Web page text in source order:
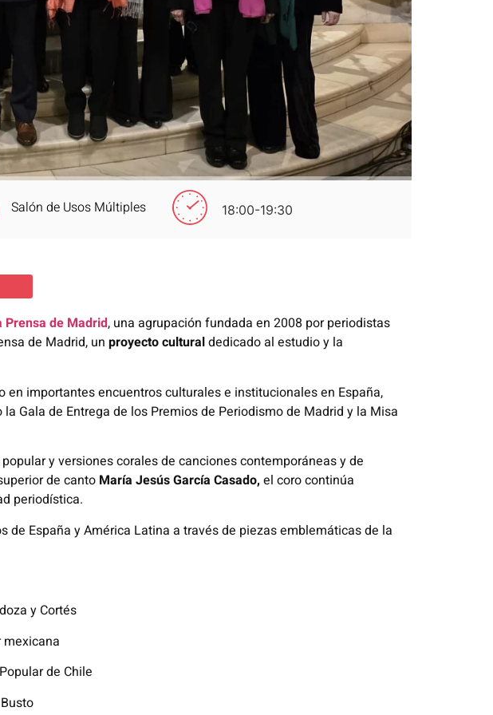
Salón de Usos Múltiples 18:00-19:30
Prensa de Madrid, una agrupación fundada en 2008 por periodistas
de Madrid, un proyecto culturaldedicado al estudio y la
importantes encuentros culturales e institucionales en España,
Gala de Entrega de los Premios de Periodismo de Madrid y la Misa
y versiones corales de canciones contemporáneas y de
de canto María Jesús García Casado, el coro continúa
periodística.
España y América Latina a través de piezas emblemáticas de la
y Cortés
mexicana
de Chile